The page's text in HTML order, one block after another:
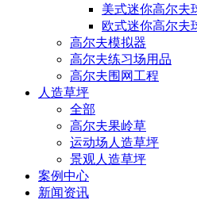
美式迷你高尔夫
欧式迷你高尔夫
高尔夫模拟器
高尔夫练习场用品
高尔夫围网工程
人造草坪
全部
高尔夫果岭草
运动场人造草坪
景观人造草坪
案例中心
新闻资讯